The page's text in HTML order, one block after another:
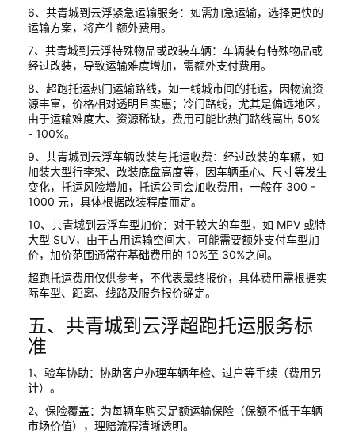
6、共青城到云浮紧急运输服务：如需加急运输，选择更快的
运输方案，将产生额外费用。
7、共青城到云浮特殊物品或改装车辆：车辆装有特殊物品或
经过改装，导致运输难度增加，需额外支付费用。
8、超跑托运热门运输路线，如一线城市间的托运，因物流资
源丰富，价格相对透明且实惠；冷门路线，尤其是偏远地区，
由于运输难度大、资源稀缺，费用可能比热门路线高出 50%
- 100%。
9、共青城到云浮车辆改装与托运收费：经过改装的车辆，如
加装大型行李架、改装底盘高度等，因车辆重心、尺寸等发生
变化，托运风险增加，托运公司会加收费用，一般在 300 -
1000 元，具体根据改装程度而定。
10、共青城到云浮车型加价：对于较大的车型，如 MPV 或特
大型 SUV，由于占用运输空间大，可能需要额外支付车型加
价，加价范围通常在基础费用的 10%至 30%之间。
超跑托运费用仅供参考，不代表最终报价，具体费用需根据实
际车型、距离、线路及服务报价确定。
五、共青城到云浮超跑托运服务标
准
1、验车协助：协助客户办理车辆年检、过户等手续（费用另
计）。
2、保险覆盖：为每辆车购买足额运输保险（保额不低于车辆
市场价值），理赔流程清晰透明。